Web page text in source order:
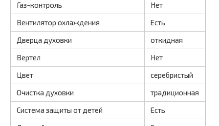
Газ-контроль
Нет
Вентилятор охлаждения
Есть
Дверца духовки
откидная
Вертел
Нет
Цвет
серебристый
Очистка духовки
традиционная
Система защиты от детей
Есть